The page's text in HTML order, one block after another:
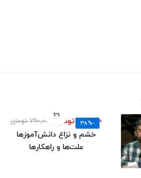
-38%
490,000 تومان 790,000 تومان
خشم و نزاع دانش‌آموزها
علت‌ها و راهکارها